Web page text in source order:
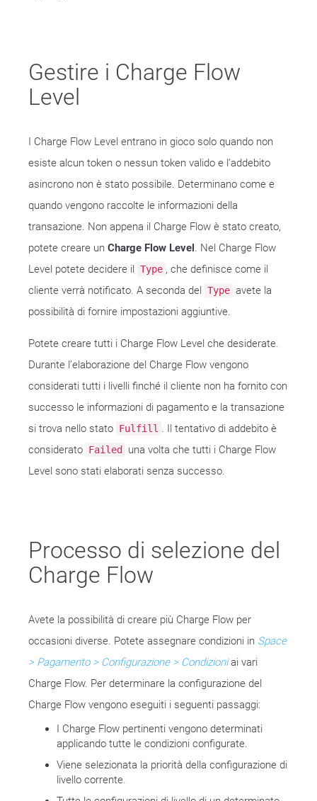
Gestire i Charge Flow
Level
I Charge Flow Level entrano in gioco solo quando non
esiste alcun token o nessun token valido e l’addebito
asincrono non è stato possibile. Determinano come e
quando vengono raccolte le informazioni della
transazione. Non appena il Charge Flow è stato creato,
potete creare un Charge Flow Level. Nel Charge Flow
Level potete decidere il Type , che definisce come il
cliente verrà notificato. A seconda del Type avete la
possibilità di fornire impostazioni aggiuntive.
Potete creare tutti i Charge Flow Level che desiderate.
Durante l’elaborazione del Charge Flow vengono
considerati tutti i livelli finché il cliente non ha fornito con
successo le informazioni di pagamento e la transazione
si trova nello stato Fulfill . Il tentativo di addebito è
considerato Failed
una volta che tutti i Charge Flow
Level sono stati elaborati senza successo.
Processo di selezione del
Charge Flow
Avete la possibilità di creare più Charge Flow per
occasioni diverse. Potete assegnare condizioni in Space
> Pagamento > Configurazione > Condizioniai vari
Charge Flow. Per determinare la configurazione del
Charge Flow vengono eseguiti i seguenti passaggi:
I Charge Flow pertinenti vengono determinati
applicando tutte le condizioni configurate.
Viene selezionata la priorità della configurazione di
livello corrente.